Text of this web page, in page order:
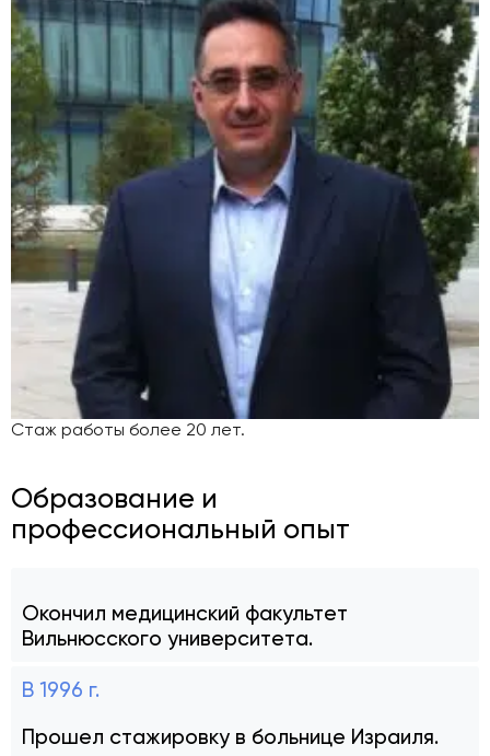
Стаж работы более 20 лет.
Образование и
профессиональный опыт
Окончил медицинский факультет
Вильнюсского университета.
В 1996 г.
Прошел стажировку в больнице Израиля.